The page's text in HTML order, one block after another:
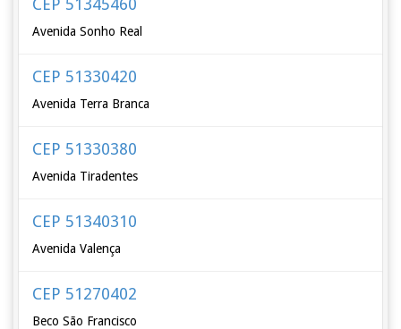
CEP 51345460
Avenida Sonho Real
CEP 51330420
Avenida Terra Branca
CEP 51330380
Avenida Tiradentes
CEP 51340310
Avenida Valença
CEP 51270402
Beco São Francisco